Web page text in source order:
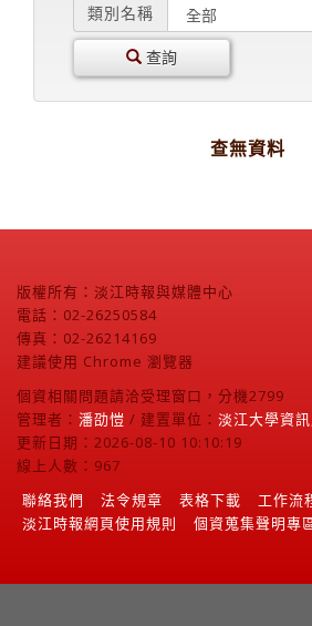
類別名稱
查詢
查無資料
版權所有：淡江時報與媒體中心
電話：02-26250584
傳真：02-26214169
建議使用 Chrome 瀏覽器
個資相關問題請洽受理窗口，分機2799
管理者： 潘劭愷 / 建置單位： 淡江大學資
更新日期：2026-08-10 10:10:19
線上人數：967
聯絡我們
法令規章 表格下載
工作流
淡江時報網頁使用規則
個資蒐集聲明專